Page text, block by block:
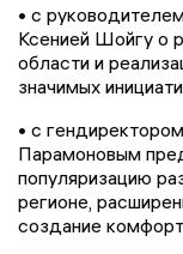
• с
Ксенией Шойгу о
области и
значимых
• с
Парамоновым
популяризацию
регионе,
создание